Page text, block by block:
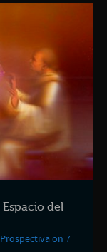
del
on 7